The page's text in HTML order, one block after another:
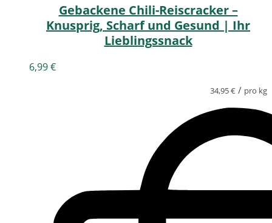
Gebackene Chili-Reiscracker –
Knusprig, Scharf und Gesund | Ihr
Lieblingssnack
6,99€
34,95€ / pro kg